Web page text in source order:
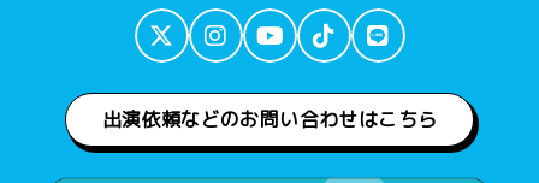
出演依頼などのお問い合わせはこちら